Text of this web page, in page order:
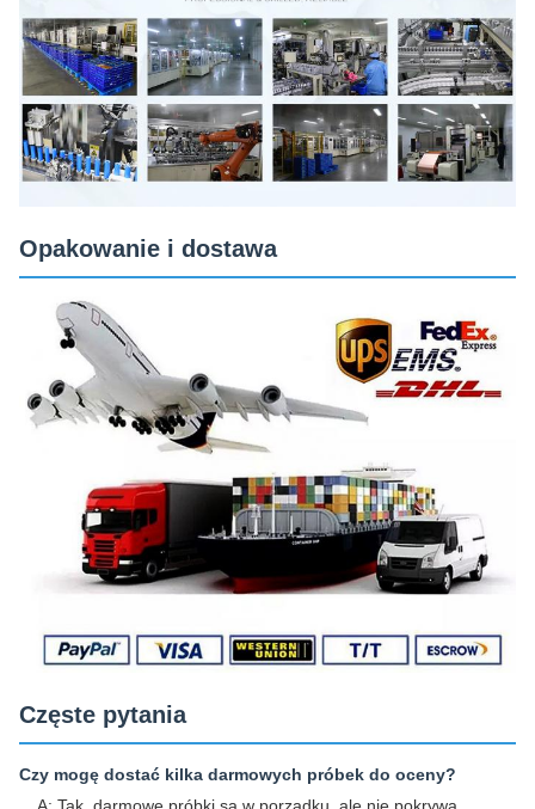
Opakowanie i dostawa
Częste pytania
Czy mogę dostać kilka darmowych próbek do oceny?